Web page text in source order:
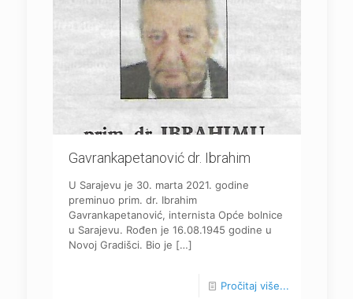
Gavrankapetanović dr. Ibrahim
U Sarajevu je 30. marta 2021. godine
preminuo prim. dr. Ibrahim
Gavrankapetanović, internista Opće bolnice
u Sarajevu. Rođen je 16.08.1945 godine u
Novoj Gradišci. Bio je […]
Pročitaj više...